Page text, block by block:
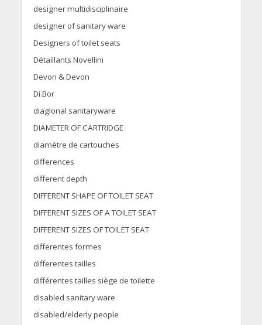
designer multidisciplinaire
designer of sanitary ware
Designers of toilet seats
Détaillants Novellini
Devon & Devon
Di.Bor
diaglonal sanitaryware
DIAMETER OF CARTRIDGE
diamètre de cartouches
differences
different depth
DIFFERENT SHAPE OF TOILET SEAT
DIFFERENT SIZES OF A TOILET SEAT
DIFFERENT SIZES OF TOILET SEAT
differentes formes
differentes tailles
différentes tailles siège de toilette
disabled sanitary ware
disabled/elderly people